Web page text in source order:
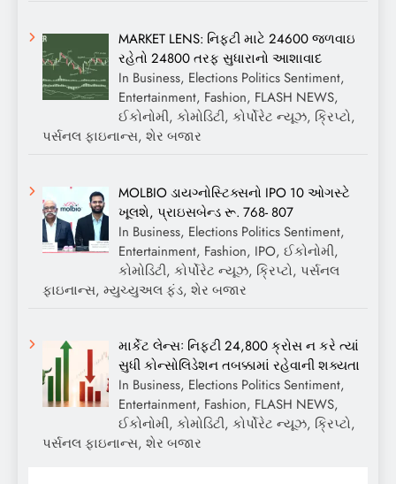
MARKET LENS: નિફ્ટી માટે 24600 જળવાઇ
રહેતો 24800 તરફ સુધારાનો આશાવાદ
In Business, Elections Politics Sentiment,
Entertainment, Fashion, FLASH NEWS,
ઈકોનોમી, કોમોડિટી, કોર્પોરેટ ન્યૂઝ, ક્રિપ્ટો,
પર્સનલ ફાઇનાન્સ, શેર બજાર
MOLBIO ડાયગ્નોસ્ટિક્સનો IPO 10 ઓગસ્ટે
ખૂલશે, પ્રાઇસબેન્ડ રૂ. 768- 807
In Business, Elections Politics Sentiment,
Entertainment, Fashion, IPO, ઈકોનોમી,
કોમોડિટી, કોર્પોરેટ ન્યૂઝ, ક્રિપ્ટો, પર્સનલ
ફાઇનાન્સ, મ્યુચ્યુઅલ ફંડ, શેર બજાર
માર્કેટ લેન્સઃ નિફ્ટી 24,800 ક્રોસ ન કરે ત્યાં
સુધી કોન્સોલિડેશન તબક્કામાં રહેવાની શક્યતા
In Business, Elections Politics Sentiment,
Entertainment, Fashion, FLASH NEWS,
ઈકોનોમી, કોમોડિટી, કોર્પોરેટ ન્યૂઝ, ક્રિપ્ટો,
પર્સનલ ફાઇનાન્સ, શેર બજાર